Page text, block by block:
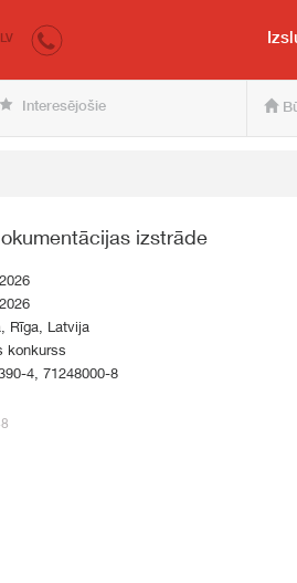
pircējam un
LV
Interesējošie
izstrāde
Rīga, Latvija
konkurss
4, 71248000-8